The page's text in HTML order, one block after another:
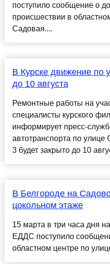
поступило сообщение о
происшествии в
Садовая....
В Курске движение по
до 10 августа
Ремонтные работы на
специалисты курского
информирует пресс-
автотранспорта по
3 будет закрыто до 10
В Белгороде на
цокольном этаже
15 марта в три часа дня
ЕДДС поступило
областном центре по